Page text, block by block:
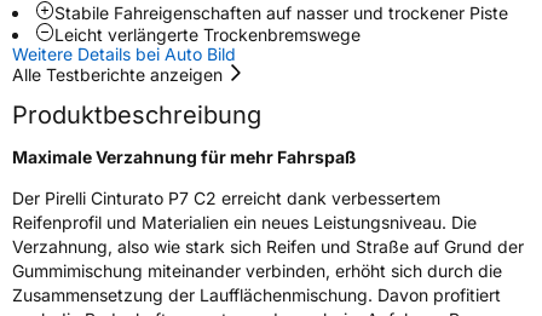
EU Label
Nasshaftung
Rollgeräusch (Klasse) A
Rollgeräusch (dB)69
FahrzeugklasseC1
Stabile Fahreigenschaften auf nasser und trockener Piste
Leicht verlängerte Trockenbremswege
Weitere Details bei Auto Bild
Alle Testberichte anzeigen
Produktbeschreibung
Maximale Verzahnung für mehr Fahrspaß
Der Pirelli Cinturato P7 C2 erreicht dank verbessertem
Reifenprofil und Materialien ein neues Leistungsniveau. Die
Verzahnung, also wie stark sich Reifen und Straße auf Grund der
Gummimischung miteinander verbinden, erhöht sich durch die
Zusammensetzung der Laufflächenmischung. Davon profitiert